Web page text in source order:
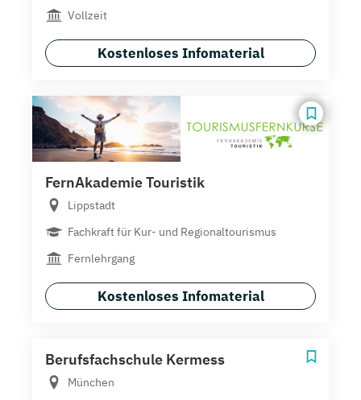
Vollzeit
Kostenloses Infomaterial
FernAkademie Touristik
Lippstadt
Fachkraft für Kur- und Regionaltourismus
Fernlehrgang
Kostenloses Infomaterial
Berufsfachschule Kermess
München